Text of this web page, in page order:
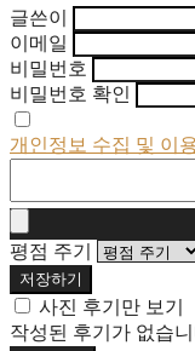
글쓴이
이메일
비밀번호
비밀번호 확인
개인정보 수집 및 이
평점 주기
저장하기
사진 후기만 보기
작성된 후기가 없습